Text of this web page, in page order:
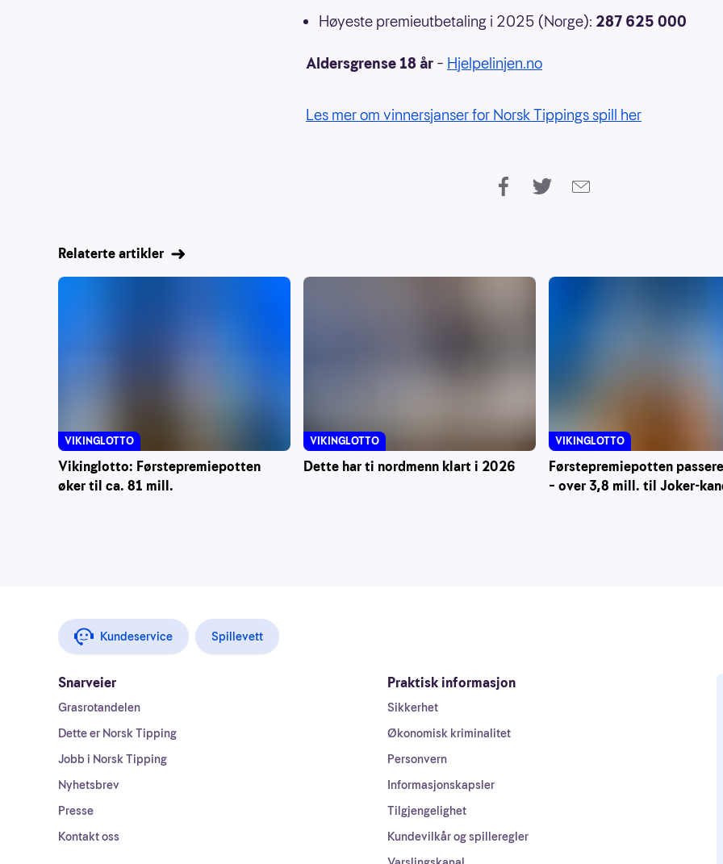
Høyeste premieutbetaling i 2025 (Norge): 287 625 000
Aldersgrense 18 år – Hjelpelinjen.no
Les mer om vinnersjanser for Norsk Tippings spill her
Relaterte artikler
Vikinglotto: Førstepremiepotten
øker til ca. 81 mill.
VIKINGLOTTO
Dette har ti nordmenn klart i 2026
VIKINGLOTTO
Førstepremiepotten
– over 3,8 mill. til Joker-
VIKINGLOTTO
Kundeservice Spillevett
Snarveier
Grasrotandelen
Dette er Norsk Tipping
Jobb i Norsk Tipping
Nyhetsbrev
Presse
Kontakt oss
Praktisk informasjon
Sikkerhet
Økonomisk kriminalitet
Personvern
Informasjonskapsler
Tilgjengelighet
Kundevilkår og spilleregler